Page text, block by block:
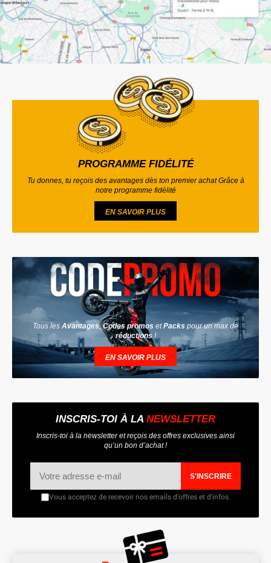
PROGRAMME FIDÉLITÉ
Tu donnes, tu reçois des avantages dès ton premier achat Grâce à
notre programme fidélité
EN SAVOIR PLUS
Tous les Avantages,Codes promos etPacks pour un max de
réductions !
EN SAVOIR PLUS
INSCRIS-TOI À LA NEWSLETTER
Inscris-toi à la newsletter et reçois des offres exclusives ainsi
qu’un bon d’achat !
S'INSCRIRE
Vous acceptez de recevoir nos emails d'offres et d'infos.